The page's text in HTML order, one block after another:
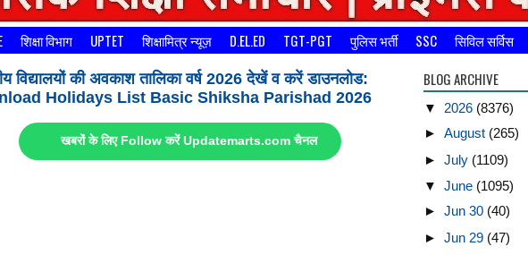
शिक्षा विभाग UPTET शिक्षामित्र न्यूज़ D.EL.ED TGT-PGT पुलिस भर्ती SSC सिविल सर्विस
विद्यालयों की अवकाश तालिका वर्ष 2026 देखें व करें डाउनलोड:
Holidays List Basic Shiksha Parishad 2026
खबरों के लिए Follow करें Updatemarts.com चैनल
BLOG ARCHIVE
▼ 2026 (8376)
► August (265)
► July (1109)
▼ June (1095)
► Jun 30 (40)
► Jun 29 (47)